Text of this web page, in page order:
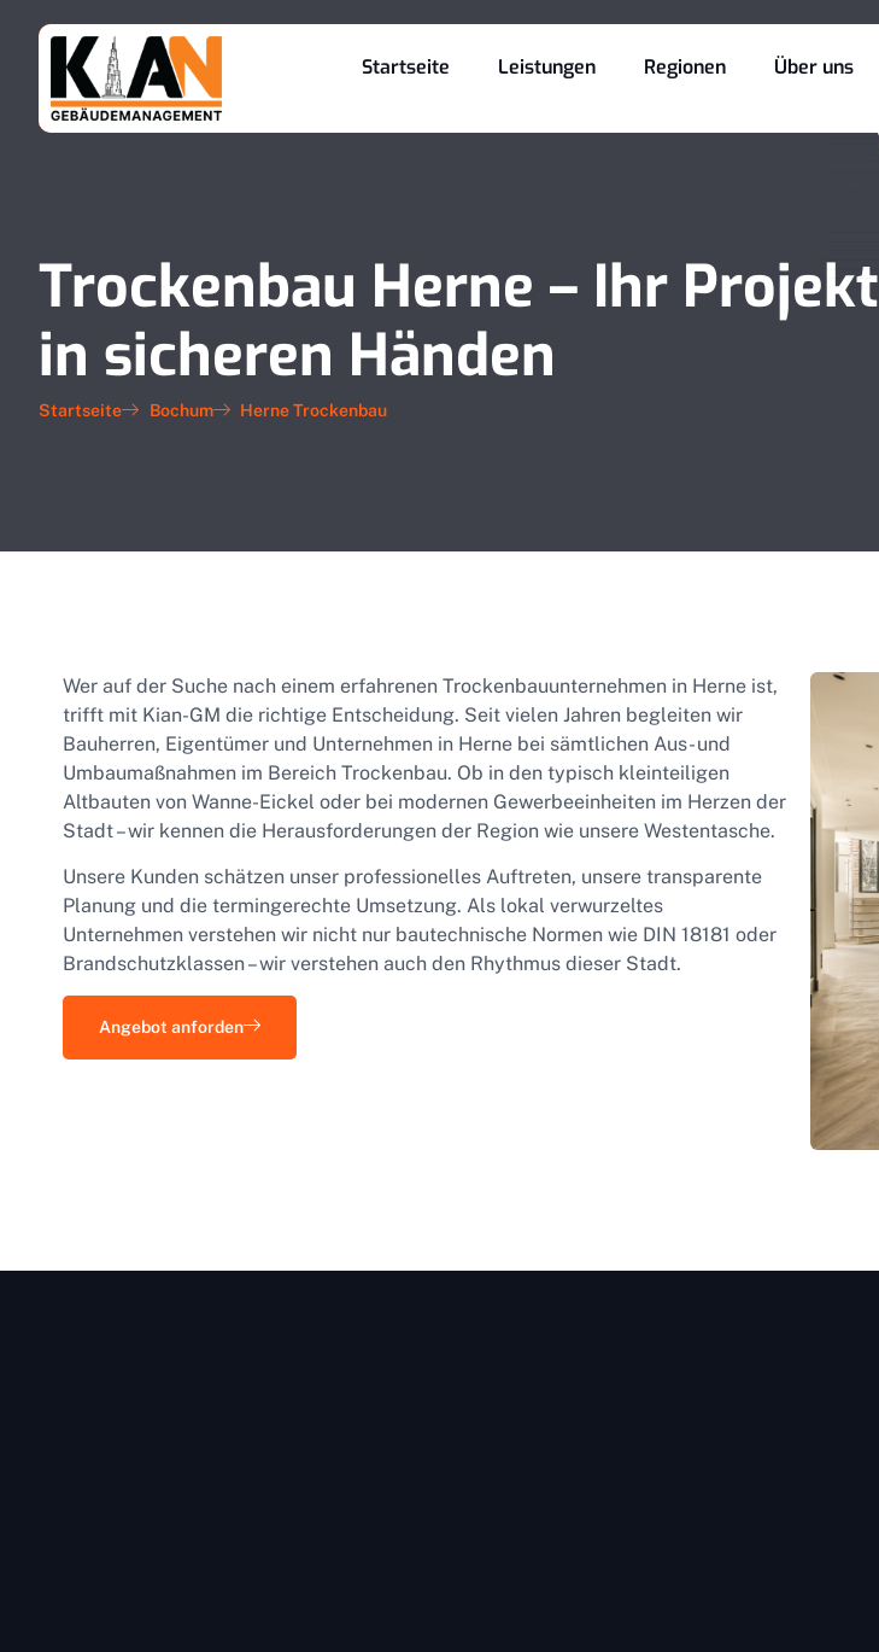
Startseite Leistungen Regionen Über uns
Trockenbau Herne – Ihr Projekt
in sicheren Händen
Startseite Bochum Herne Trockenbau
Wer auf der Suche nach einem erfahrenen Trockenbauunternehmen in Herne ist,
trifft mit Kian-GM die richtige Entscheidung. Seit vielen Jahren begleiten wir
Bauherren, Eigentümer und Unternehmen in Herne bei sämtlichen Aus- und
Umbaumaßnahmen im Bereich Trockenbau. Ob in den typisch kleinteiligen
Altbauten von Wanne-Eickel oder bei modernen Gewerbeeinheiten im Herzen der
Stadt – wir kennen die Herausforderungen der Region wie unsere Westentasche.
Unsere Kunden schätzen unser professionelles Auftreten, unsere transparente
Planung und die termingerechte Umsetzung. Als lokal verwurzeltes
Unternehmen verstehen wir nicht nur bautechnische Normen wie DIN 18181 oder
Brandschutzklassen – wir verstehen auch den Rhythmus dieser Stadt.
Angebot anforden